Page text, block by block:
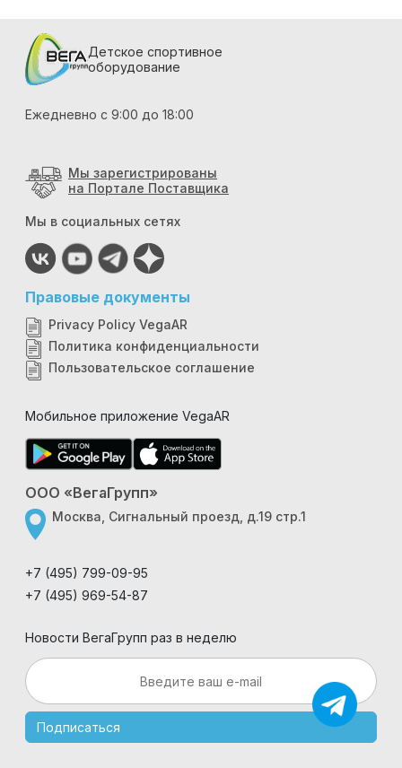
Детское спортивное
оборудование
Ежедневно с 9:00 до 18:00
Мы зарегистрированы
на Портале Поставщика
Мы в социальных сетях
Правовые документы
Privacy Policy VegaAR
Политика конфиденциальности
Пользовательское соглашение
Мобильное приложение VegaAR
ООО «ВегаГрупп»
Москва, Сигнальный проезд, д.19 стр.1
+7 (495) 799-09-95
+7 (495) 969-54-87
Новости ВегаГрупп раз в неделю
Подписаться